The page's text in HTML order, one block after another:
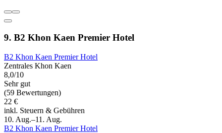
9. B2 Khon Kaen Premier Hotel
B2 Khon Kaen Premier Hotel
Zentrales Khon Kaen
8,0/10
Sehr gut
(59 Bewertungen)
22 €
inkl. Steuern & Gebühren
10. Aug.–11. Aug.
B2 Khon Kaen Premier Hotel